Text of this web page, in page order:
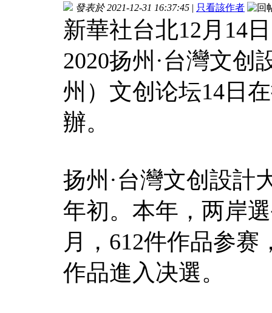
發表於 2021-12-31 16:37:45 | 只看該作者
新華社台北12月14
2020扬州·台灣文创
州）文创论坛14日
辦。
扬州·台灣文创設計
年初。本年，两岸
月，612件作品参
作品進入决選。